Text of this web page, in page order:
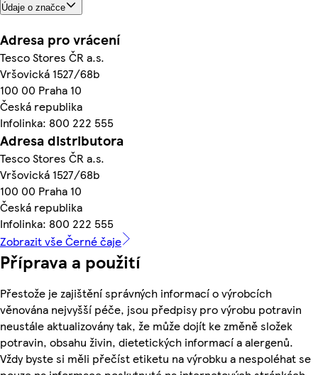
Údaje o značce
Adresa pro vrácení
Tesco Stores ČR a.s.
Vršovická 1527/68b
100 00 Praha 10
Česká republika
Infolinka: 800 222 555
Adresa distributora
Tesco Stores ČR a.s.
Vršovická 1527/68b
100 00 Praha 10
Česká republika
Infolinka: 800 222 555
Zobrazit vše Černé čaje
Příprava a použití
Přestože je zajištění správných informací o výrobcích
věnována nejvyšší péče, jsou předpisy pro výrobu potravin
neustále aktualizovány tak, že může dojít ke změně složek
potravin, obsahu živin, dietetických informací a alergenů.
Vždy byste si měli přečíst etiketu na výrobku a nespoléhat se